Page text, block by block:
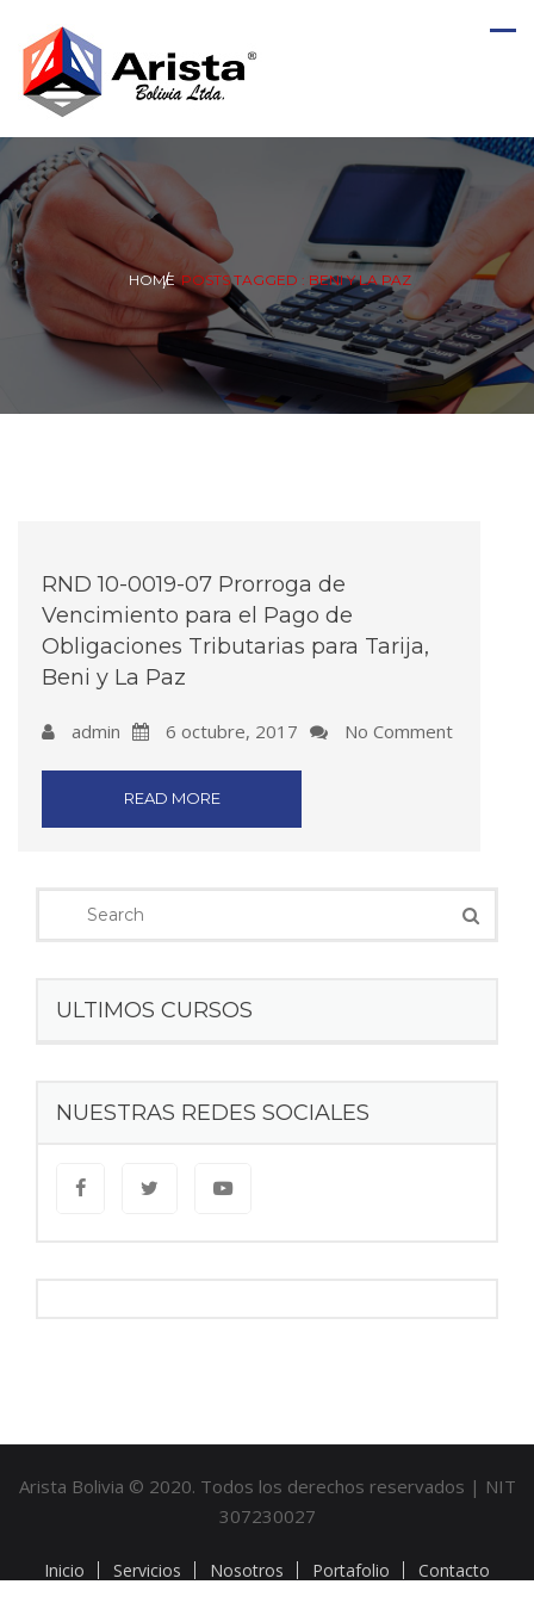
HOME POSTS TAGGED : BENI Y LA PAZ
RND 10-0019-07 Prorroga de
Vencimiento para el Pago de
Obligaciones Tributarias para Tarija,
Beni y La Paz
admin 6 octubre, 2017 No Comment
READ MORE
ULTIMOS CURSOS
NUESTRAS REDES SOCIALES
Arista Bolivia © 2020. Todos los derechos reservados | NIT
307230027
Inicio Servicios Nosotros Portafolio Contacto